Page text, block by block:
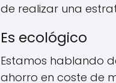
de realizar una
Es ecológico
Estamos hablando
ahorro en coste de